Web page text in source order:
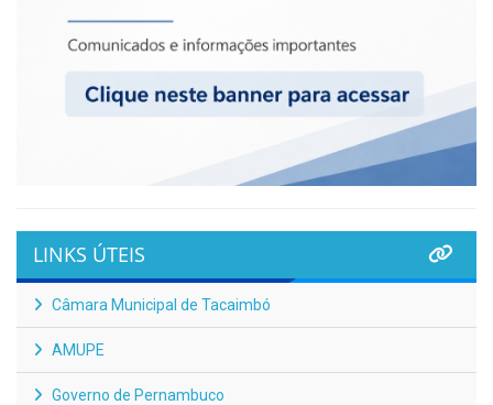
LINKS ÚTEIS
Câmara Municipal de Tacaimbó
AMUPE
Governo de Pernambuco